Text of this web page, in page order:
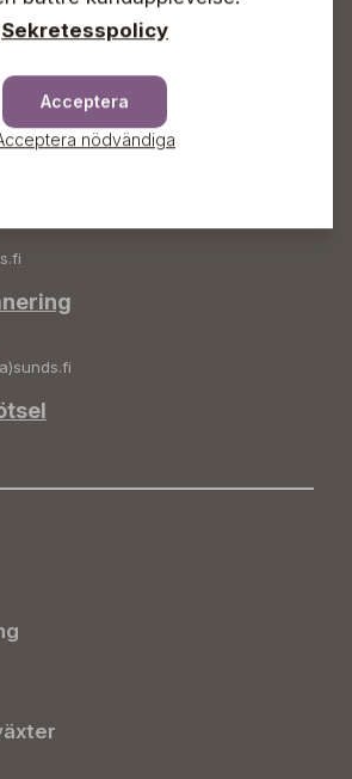
lastningstider
kl. 09-15
Sekretesspolicy
Acceptera
nödvändiga